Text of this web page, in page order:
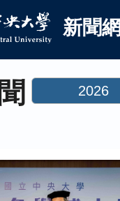
聞網新聞網
2026